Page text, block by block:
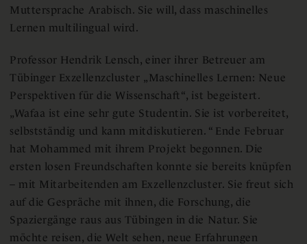
Muttersprache Arabisch. Sie will, dass maschinelles
Lernen multilingual wird.
Professor Hendrik Lensch, einer ihrer Betreuer am
Tübinger Exzellenzcluster „Maschinelles Lernen: Neue
Perspektiven für die Wissenschaft“, ist begeistert.
„Wafaa ist eine sehr gute Studentin. Sie ist vorbereitet,
selbstständig und kann mitdiskutieren. “ Ende Februar
hat Mohammed mit ihrem Projekt begonnen. Die
ersten losen Freundschaften konnte sie bereits knüpfen
– mit Mitarbeitenden am Exzellenzcluster. Sie freut sich
auf die Gespräche mit ihnen, die Forschung, die
Spaziergänge raus aus Tübingen in die Natur. Sie
möchte reisen, die Welt sehen, neue Erfahrungen